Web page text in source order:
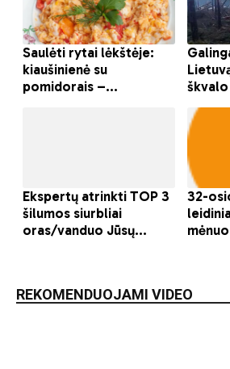
REKOMENDUOJAMI VIDEO